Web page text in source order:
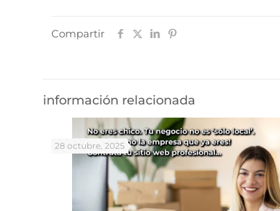
Compartir
información relacionada
28 octubre, 2025